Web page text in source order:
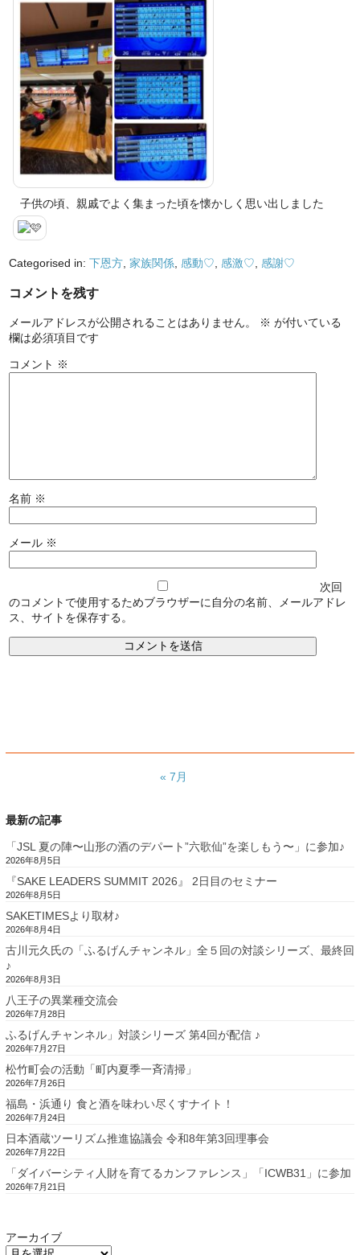
子供の頃、親戚でよく集まった頃を懐かしく思い出しました
Categorised in:下恩方 ,家族関係 感動♡ 感激♡ 感謝♡
コメントを残す
メールアドレスが公開されることはありません。 ※ が付いている
欄は必須項目です
コメント ※
名前 ※
メール ※
次回
のコメントで使用するためブラウザーに自分の名前、メールアドレ
ス、サイトを保存する。
« 7月
最新の記事
「JSL 夏の陣〜山形の酒のデパート”六歌仙”を楽しもう〜」に参加♪
2026年8月5日
『SAKE LEADERS SUMMIT 2026』 2日目のセミナー
2026年8月5日
SAKETIMESより取材♪
2026年8月4日
古川元久氏の「ふるげんチャンネル」全５回の対談シリーズ、最終回
♪
2026年8月3日
八王子の異業種交流会
2026年7月28日
ふるげんチャンネル」対談シリーズ 第4回が配信 ♪
2026年7月27日
松竹町会の活動「町内夏季一斉清掃」
2026年7月26日
福島・浜通り 食と酒を味わい尽くすナイト！
2026年7月24日
日本酒蔵ツーリズム推進協議会 令和8年第3回理事会
2026年7月22日
「ダイバーシティ人財を育てるカンファレンス」「ICWB31」に参加
2026年7月21日
アーカイブ